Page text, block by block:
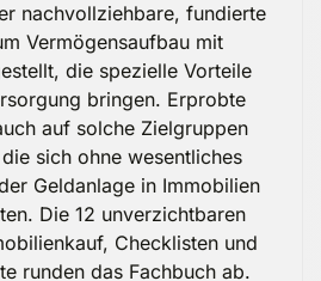
nachvollziehbare, fundierte
Vermögensaufbau mit
die spezielle Vorteile
bringen. Erprobte
auf solche Zielgruppen
sich ohne wesentliches
Geldanlage in Immobilien
Die 12 unverzichtbaren
Checklisten und
runden das Fachbuch ab.